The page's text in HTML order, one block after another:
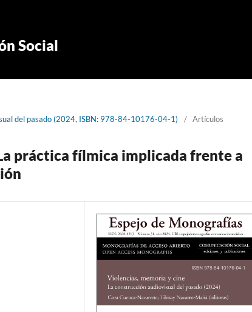
Social
del pasado (2024, ISBN: 978-84-10176-04-1)
/ Artículos
práctica fílmica implicada frente a